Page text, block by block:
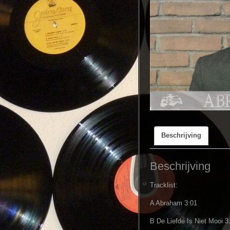
Beschrijving
Beschrijving
Tracklist:
A Abraham 3:01
B De Liefde Is Niet Mooi